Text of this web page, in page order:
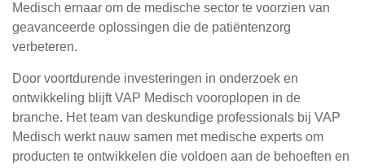
Medisch ernaar om de medische sector te voorzien van
geavanceerde oplossingen die de patiëntenzorg
verbeteren.
Door voortdurende investeringen in onderzoek en
ontwikkeling blijft VAP Medisch vooroplopen in de
branche. Het team van deskundige professionals bij VAP
Medisch werkt nauw samen met medische experts om
producten te ontwikkelen die voldoen aan de behoeften en